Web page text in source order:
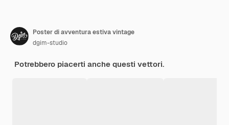
Poster di avventura estiva vintage
dgim-studio
Potrebbero piacerti anche questi vettori.